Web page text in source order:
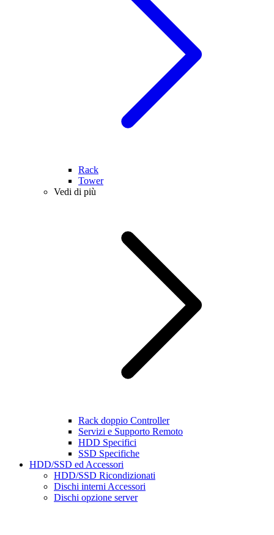
Rack
Tower
Vedi di più
Rack doppio Controller
Servizi e Supporto Remoto
HDD Specifici
SSD Specifiche
HDD/SSD ed Accessori
HDD/SSD Ricondizionati
Dischi interni Accessori
Dischi opzione server